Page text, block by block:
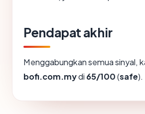
Pendapat akhir
Menggabungkan semua sinyal,
bofi.com.mydi 65/100(safe).